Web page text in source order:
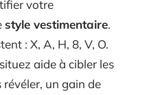
votre
style vestimentaire.
: X, A, H, 8, V, O.
aide à cibler les
un gain de